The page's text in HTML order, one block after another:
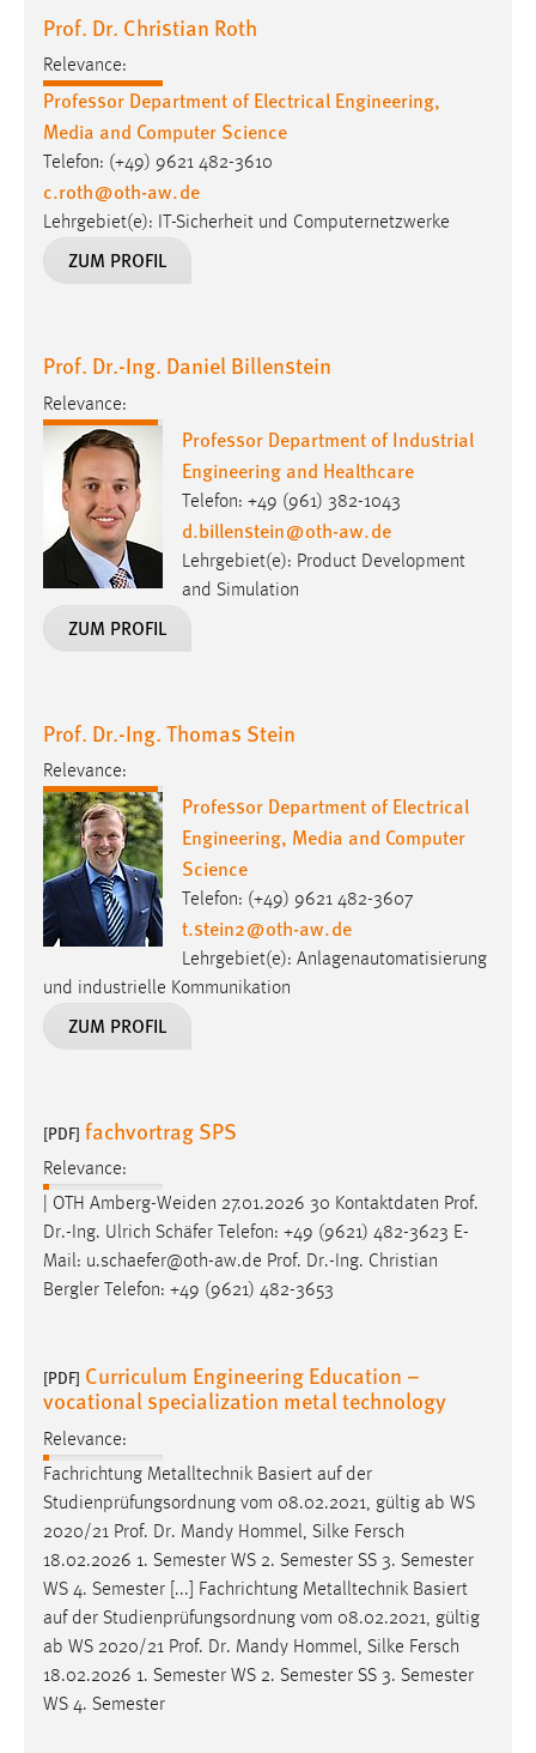
Prof. Dr. Christian Roth
Relevance:
Professor Department of Electrical Engineering,
Media and Computer Science
Telefon: (+49) 9621 482-3610
c.roth@oth-aw.de
Lehrgebiet(e): IT-Sicherheit und Computernetzwerke
ZUM PROFIL
Prof. Dr.-Ing. Daniel Billenstein
Relevance:
Professor Department of Industrial
Engineering and Healthcare
Telefon: +49 (961) 382-1043
d.billenstein@oth-aw.de
Lehrgebiet(e): Product Development
and Simulation
ZUM PROFIL
Prof. Dr.-Ing. Thomas Stein
Relevance:
Professor Department of Electrical
Engineering, Media and Computer
Science
Telefon: (+49) 9621 482-3607
t.stein2@oth-aw.de
Lehrgebiet(e): Anlagenautomatisierung
und industrielle Kommunikation
ZUM PROFIL
[PDF] fachvortrag SPS
Relevance:
| OTH Amberg-Weiden 27.01.2026 30 Kontaktdaten Prof.
Dr.-Ing. Ulrich Schäfer Telefon: +49 (9621) 482-3623 E-
Mail: u.schaefer@oth-aw.de Prof. Dr.-Ing. Christian
Bergler Telefon: +49 (9621) 482-3653
[PDF] Curriculum Engineering Education –
vocational specialization metal technology
Relevance:
Fachrichtung Metalltechnik Basiert auf der
Studienprüfungsordnung vom 08.02.2021, gültig ab WS
2020/21 Prof. Dr. Mandy Hommel, Silke Fersch
18.02.2026 1. Semester WS 2. Semester SS 3. Semester
WS 4. Semester [...] Fachrichtung Metalltechnik Basiert
auf der Studienprüfungsordnung vom 08.02.2021, gültig
ab WS 2020/21 Prof. Dr. Mandy Hommel, Silke Fersch
18.02.2026 1. Semester WS 2. Semester SS 3. Semester
WS 4. Semester